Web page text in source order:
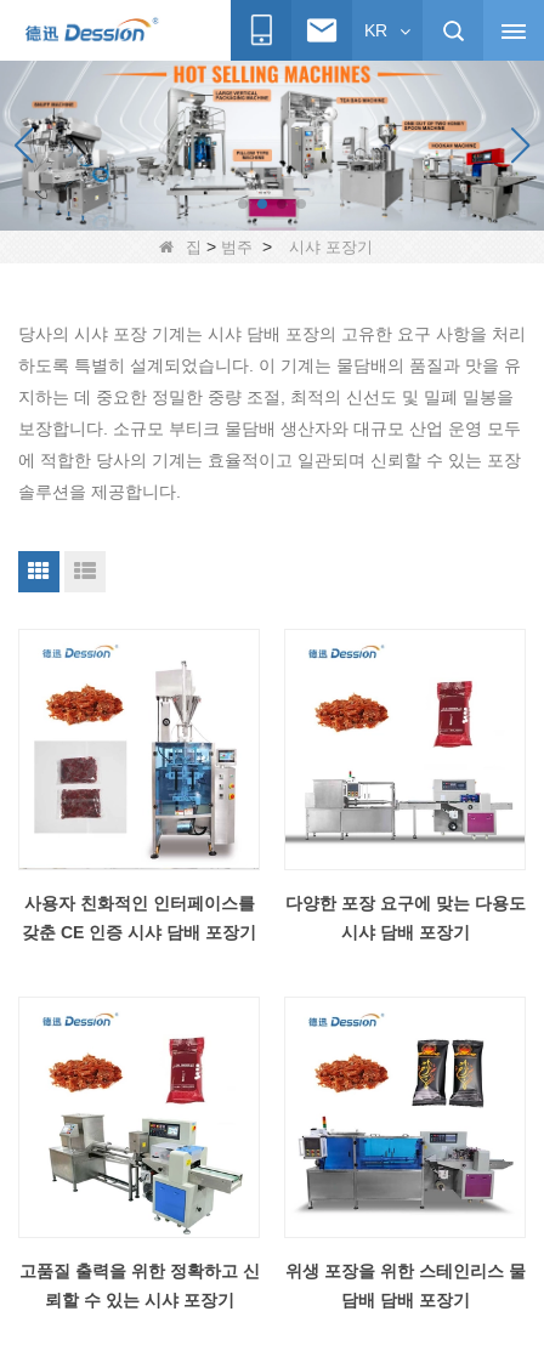
KR
집 > 범주 > 시샤 포장기
당사의 시샤 포장 기계는 시샤 담배 포장의 고유한 요구 사항을 처리
하도록 특별히 설계되었습니다. 이 기계는 물담배의 품질과 맛을 유
지하는 데 중요한 정밀한 중량 조절, 최적의 신선도 및 밀폐 밀봉을
보장합니다. 소규모 부티크 물담배 생산자와 대규모 산업 운영 모두
에 적합한 당사의 기계는 효율적이고 일관되며 신뢰할 수 있는 포장
솔루션을 제공합니다.
사용자 친화적인 인터페이스를
갖춘 CE 인증 시샤 담배 포장기
다양한 포장 요구에 맞는 다용도
시샤 담배 포장기
고품질 출력을 위한 정확하고 신
뢰할 수 있는 시샤 포장기
위생 포장을 위한 스테인리스 물
담배 담배 포장기